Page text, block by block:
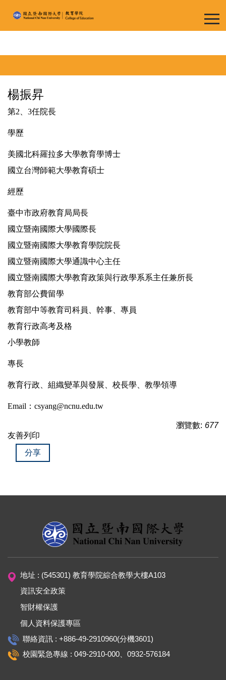
主
內
楊振昇
第2、3任院長
學歷
美國北科羅拉多大學教育學博士
國立台灣師範大學教育碩士
經歷
臺中市政府教育局局長
國立暨南國際大學國際長
國立暨南國際大學教育學院院長
國立暨南國際大學通識中心主任
國立暨南國際大學教育政策與行政學系系主任兼所長
教育部公費留學
教育部中等教育司科員、幹事、專員
教育行政高考及格
小學教師
專長
教育行政、組織變革與發展、校長學、教學領導
Email： csyang@ncnu.edu.tw
瀏覽數: 677
友善列印
分享
地址 : (545301) 教育學院綜合教學大樓A103
資訊安全政策
智財權保護
個人資料保護專區
聯絡資訊 : +886-49-2910960(分機3601)
校園緊急專線 : 049-2910-000、0932-576184